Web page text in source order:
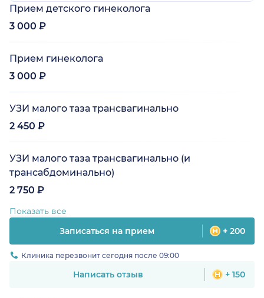
Прием детского гинеколога
3 000 ₽
Прием гинеколога
3 000 ₽
УЗИ малого таза трансвагинально
2 450 ₽
УЗИ малого таза трансвагинально (и
трансабдоминально)
2 750 ₽
Показать все
Записаться на прием
+ 200
Клиника перезвонит сегодня после 09:00
Написать отзыв + 150